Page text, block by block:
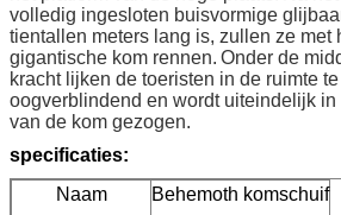
volledig ingesloten buisvormige
tientallen meters lang is, zullen ze met
gigantische kom rennen. Onder de
kracht lijken de toeristen in de ruimte
oogverblindend en wordt uiteindelijk in
van de kom gezogen.
specificaties:
Naam
Behemoth komschuif